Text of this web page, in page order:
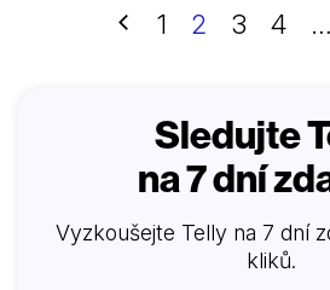
Předchozí
1 2 3 4 …
Sledujte
na 7 dní
Vyzkoušejte Telly na 7 dní
kliků.